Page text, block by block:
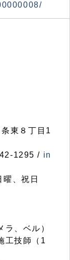
東８丁目1
1295 / in
、祝日
ラ、ベル）
工技師（1